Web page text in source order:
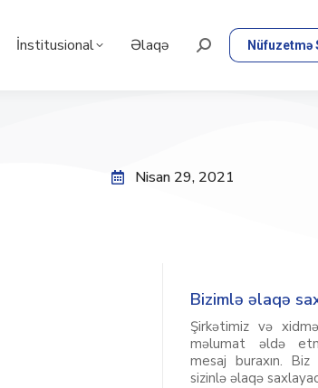
İnstitusional Əlaqə Nüfuzetmə
Nisan 29, 2021
Bizimlə əlaqə
Şirkətimiz və
məlumat əldə
mesaj buraxın. Biz
sizinlə əlaqə